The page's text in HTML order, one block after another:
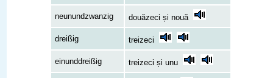
neunundzwanzig douăzeci și nouă
dreißig treizeci
einunddreißig treizeci și unu